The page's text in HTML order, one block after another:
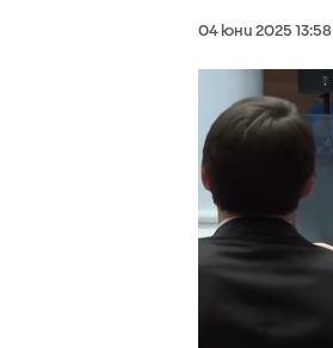
04 юни 2025 13:58